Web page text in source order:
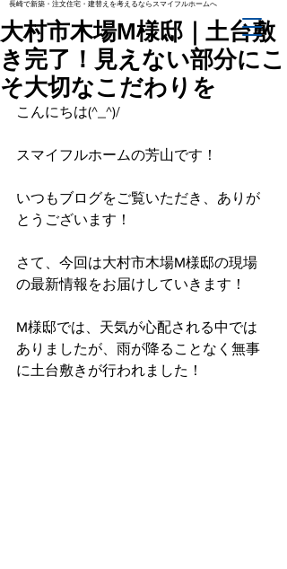
長崎で新築・注文住宅・建替えを考えるならスマイフルホームへ
大村市木場M様邸｜土台敷
き完了！見えない部分にこ
そ大切なこだわりを
こんにちは(^_^)/
スマイフルホームの芳山です！
いつもブログをご覧いただき、ありが
とうございます！
さて、今回は大村市木場M様邸の現場
の最新情報をお届けしていきます！
M様邸では、天気が心配される中では
ありましたが、雨が降ることなく無事
に土台敷きが行われました！